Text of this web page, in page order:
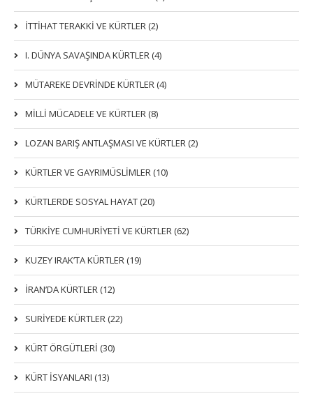
İTTIHAT TERAKKI VE KÜRTLER (2)
I. DÜNYA SAVAŞINDA KÜRTLER (4)
MÜTAREKE DEVRİNDE KÜRTLER (4)
MİLLİ MÜCADELE VE KÜRTLER (8)
LOZAN BARIŞ ANTLAŞMASI VE KÜRTLER (2)
KÜRTLER VE GAYRIMÜSLIMLER (10)
KÜRTLERDE SOSYAL HAYAT (20)
TÜRKİYE CUMHURİYETİ VE KÜRTLER (62)
KUZEY IRAK’TA KÜRTLER (19)
İRAN’DA KÜRTLER (12)
SURİYEDE KÜRTLER (22)
KÜRT ÖRGÜTLERİ (30)
KÜRT İSYANLARI (13)